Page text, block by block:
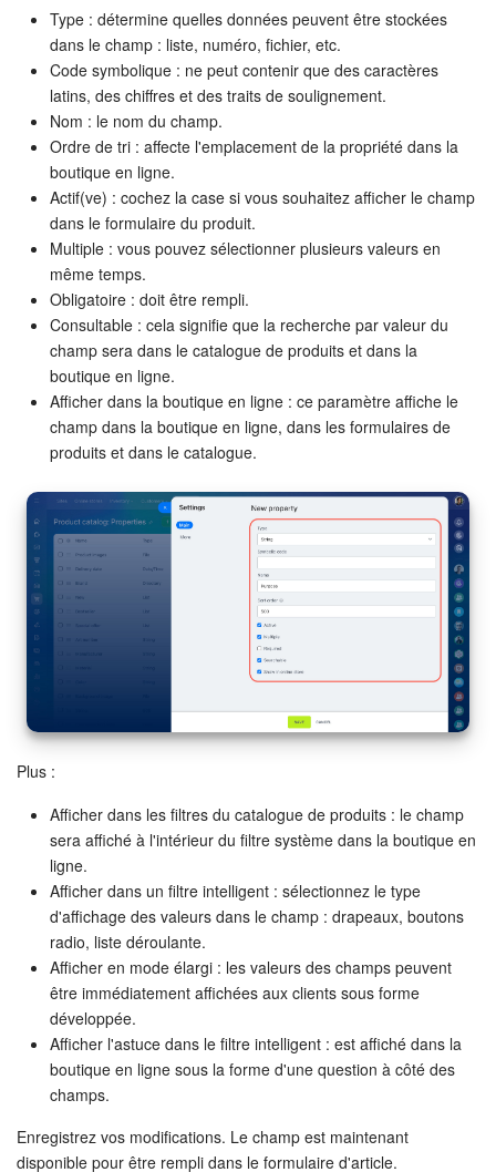
Type : détermine quelles données peuvent être stockées
dans le champ : liste, numéro, fichier, etc.
Code symbolique : ne peut contenir que des caractères
latins, des chiffres et des traits de soulignement.
Nom : le nom du champ.
Ordre de tri : affecte l'emplacement de la propriété dans la
boutique en ligne.
Actif(ve) : cochez la case si vous souhaitez afficher le champ
dans le formulaire du produit.
Multiple : vous pouvez sélectionner plusieurs valeurs en
même temps.
Obligatoire : doit être rempli.
Consultable : cela signifie que la recherche par valeur du
champ sera dans le catalogue de produits et dans la
boutique en ligne.
Afficher dans la boutique en ligne : ce paramètre affiche le
champ dans la boutique en ligne, dans les formulaires de
produits et dans le catalogue.
Plus :
Afficher dans les filtres du catalogue de produits : le champ
sera affiché à l'intérieur du filtre système dans la boutique en
ligne.
Afficher dans un filtre intelligent : sélectionnez le type
d'affichage des valeurs dans le champ : drapeaux, boutons
radio, liste déroulante.
Afficher en mode élargi : les valeurs des champs peuvent
être immédiatement affichées aux clients sous forme
développée.
Afficher l'astuce dans le filtre intelligent : est affiché dans la
boutique en ligne sous la forme d'une question à côté des
champs.
Enregistrez vos modifications. Le champ est maintenant
disponible pour être rempli dans le formulaire d'article.